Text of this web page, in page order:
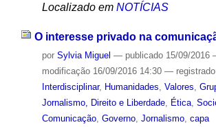
Localizado em NOTÍCIAS
O interesse privado na
por Sylvia Miguel — publicado15/09/2016
modificação16/09/2016 14:30 —
Interdisciplinar, Humanidades Valores
Jornalismo, Direito e Liberdade, Ética,
Comunicação, Governo, Jornalismo, capa